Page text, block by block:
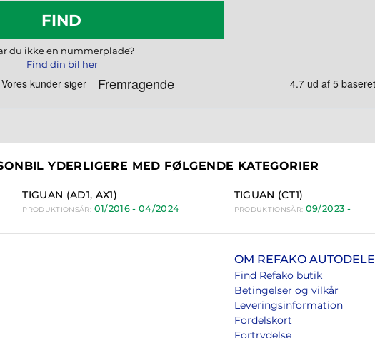
FIND
du ikke en nummerplade?
Find din bil her
YDERLIGERE MED FØLGENDE KATEGORIER
TIGUAN (AD1, AX1)
PRODUKTIONSÅR: 01/2016 - 04/2024
TIGUAN (CT1)
PRODUKTIONSÅR: 09/2023 -
OM REFAKO AUTODELE
Find Refako butik
Betingelser og vilkår
Leveringsinformation
Fordelskort
Fortrydelse